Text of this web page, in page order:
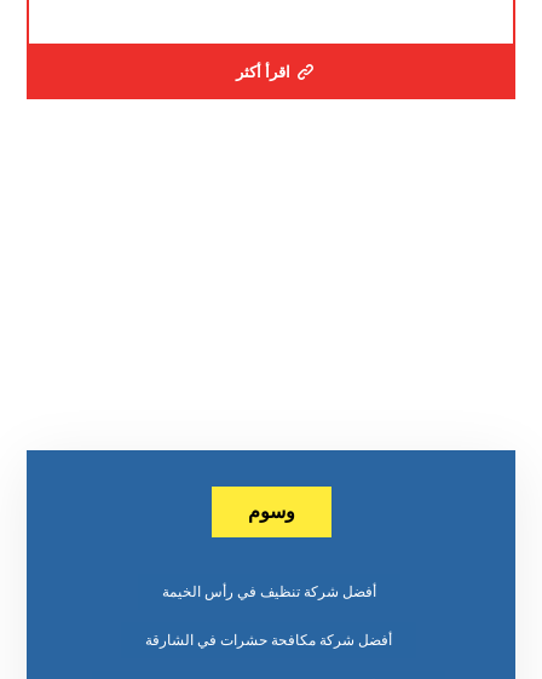
اقرأ أكثر
وسوم
أفضل شركة تنظيف في رأس الخيمة
أفضل شركة مكافحة حشرات في الشارقة